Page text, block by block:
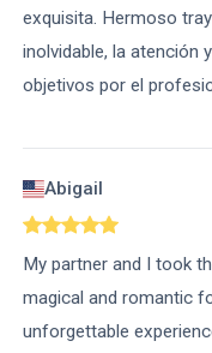
exquisita. Hermoso
inolvidable, la atención
objetivos por el
Abigail
My partner and I took
magical and romantic
unforgettable